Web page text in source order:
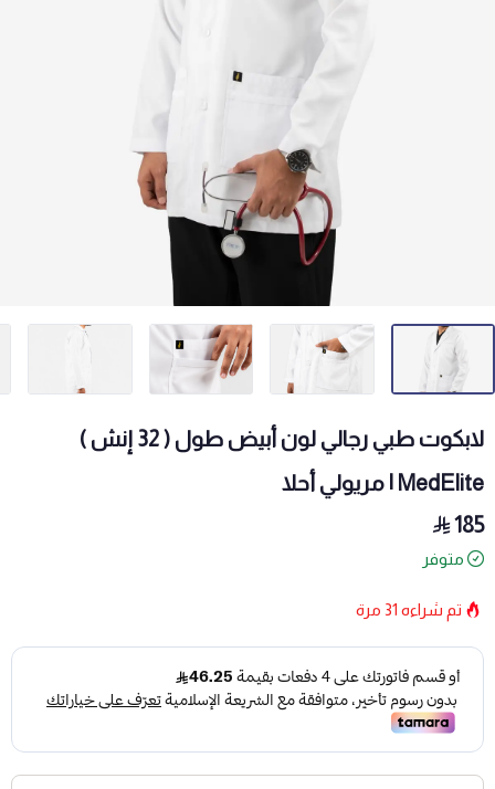
لابكوت طبي رجالي لون أبيض طول ( 32 إنش )
MedElite | مريولي أحلا
185
متوفر
تم شراءه 31 مرة